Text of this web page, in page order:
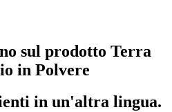
sul prodotto Terra
in Polvere
in un'altra lingua.